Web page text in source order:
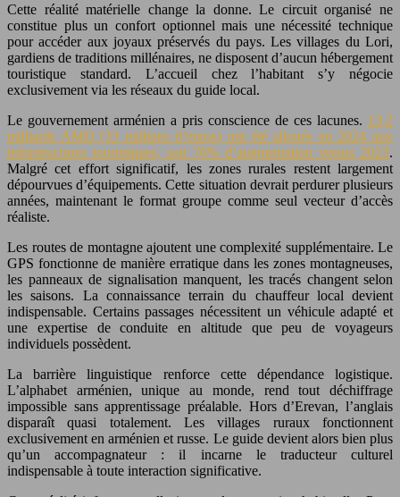
Cette réalité matérielle change la donne. Le circuit organisé ne
constitue plus un confort optionnel mais une nécessité technique
pour accéder aux joyaux préservés du pays. Les villages du Lori,
gardiens de traditions millénaires, ne disposent d’aucun hébergement
touristique standard. L’accueil chez l’habitant s’y négocie
exclusivement via les réseaux du guide local.
Le gouvernement arménien a pris conscience de ces lacunes. 13,2
milliards AMD (33 millions d’euros) ont été alloués en 2024 aux
infrastructures touristiques, soit 76% d’augmentation versus 2023.
Malgré cet effort significatif, les zones rurales restent largement
dépourvues d’équipements. Cette situation devrait perdurer plusieurs
années, maintenant le format groupe comme seul vecteur d’accès
réaliste.
Les routes de montagne ajoutent une complexité supplémentaire. Le
GPS fonctionne de manière erratique dans les zones montagneuses,
les panneaux de signalisation manquent, les tracés changent selon
les saisons. La connaissance terrain du chauffeur local devient
indispensable. Certains passages nécessitent un véhicule adapté et
une expertise de conduite en altitude que peu de voyageurs
individuels possèdent.
La barrière linguistique renforce cette dépendance logistique.
L’alphabet arménien, unique au monde, rend tout déchiffrage
impossible sans apprentissage préalable. Hors d’Erevan, l’anglais
disparaît quasi totalement. Les villages ruraux fonctionnent
exclusivement en arménien et russe. Le guide devient alors bien plus
qu’un accompagnateur : il incarne le traducteur culturel
indispensable à toute interaction significative.